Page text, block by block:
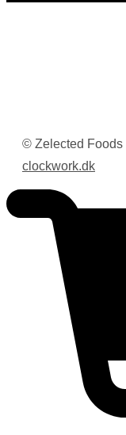
© Zelected Foods
clockwork.dk